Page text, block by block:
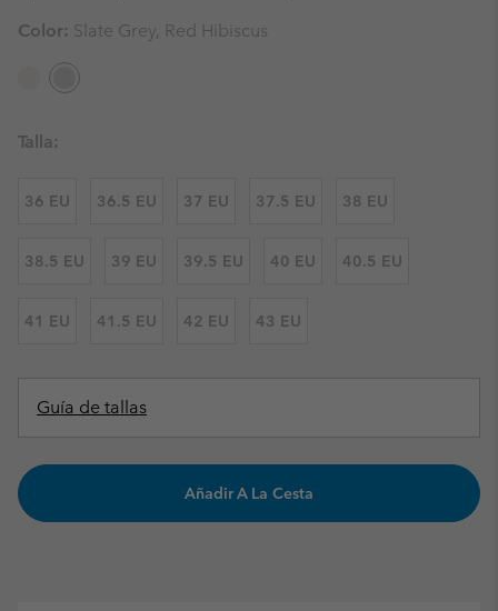
Color: Slate Grey, Red Hibiscus
Talla:
36 EU 36.5 EU 37 EU 37.5 EU 38 EU
38.5 EU 39 EU 39.5 EU 40 EU 40.5 EU
41 EU 41.5 EU 42 EU 43 EU
Guía de tallas
Añadir A La Cesta